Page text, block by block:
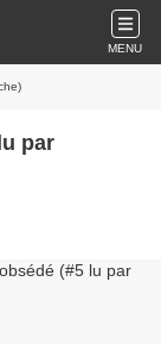
MENU
par